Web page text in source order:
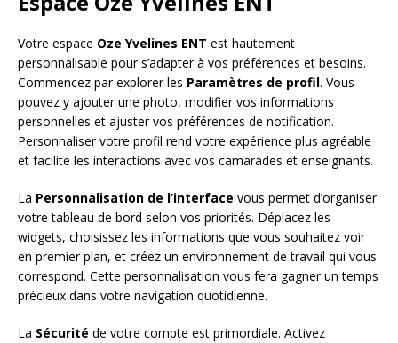
Votre espace Oze Yvelines ENT est hautement
personnalisable pour s’adapter à vos préférences et besoins.
Commencez par explorer les Paramètres de profil. Vous
pouvez y ajouter une photo, modifier vos informations
personnelles et ajuster vos préférences de notification.
Personnaliser votre profil rend votre expérience plus agréable
et facilite les interactions avec vos camarades et enseignants.
La Personnalisation de l’interface vous permet d’organiser
votre tableau de bord selon vos priorités. Déplacez les
widgets, choisissez les informations que vous souhaitez voir
en premier plan, et créez un environnement de travail qui vous
correspond. Cette personnalisation vous fera gagner un temps
précieux dans votre navigation quotidienne.
La Sécurité de votre compte est primordiale. Activez